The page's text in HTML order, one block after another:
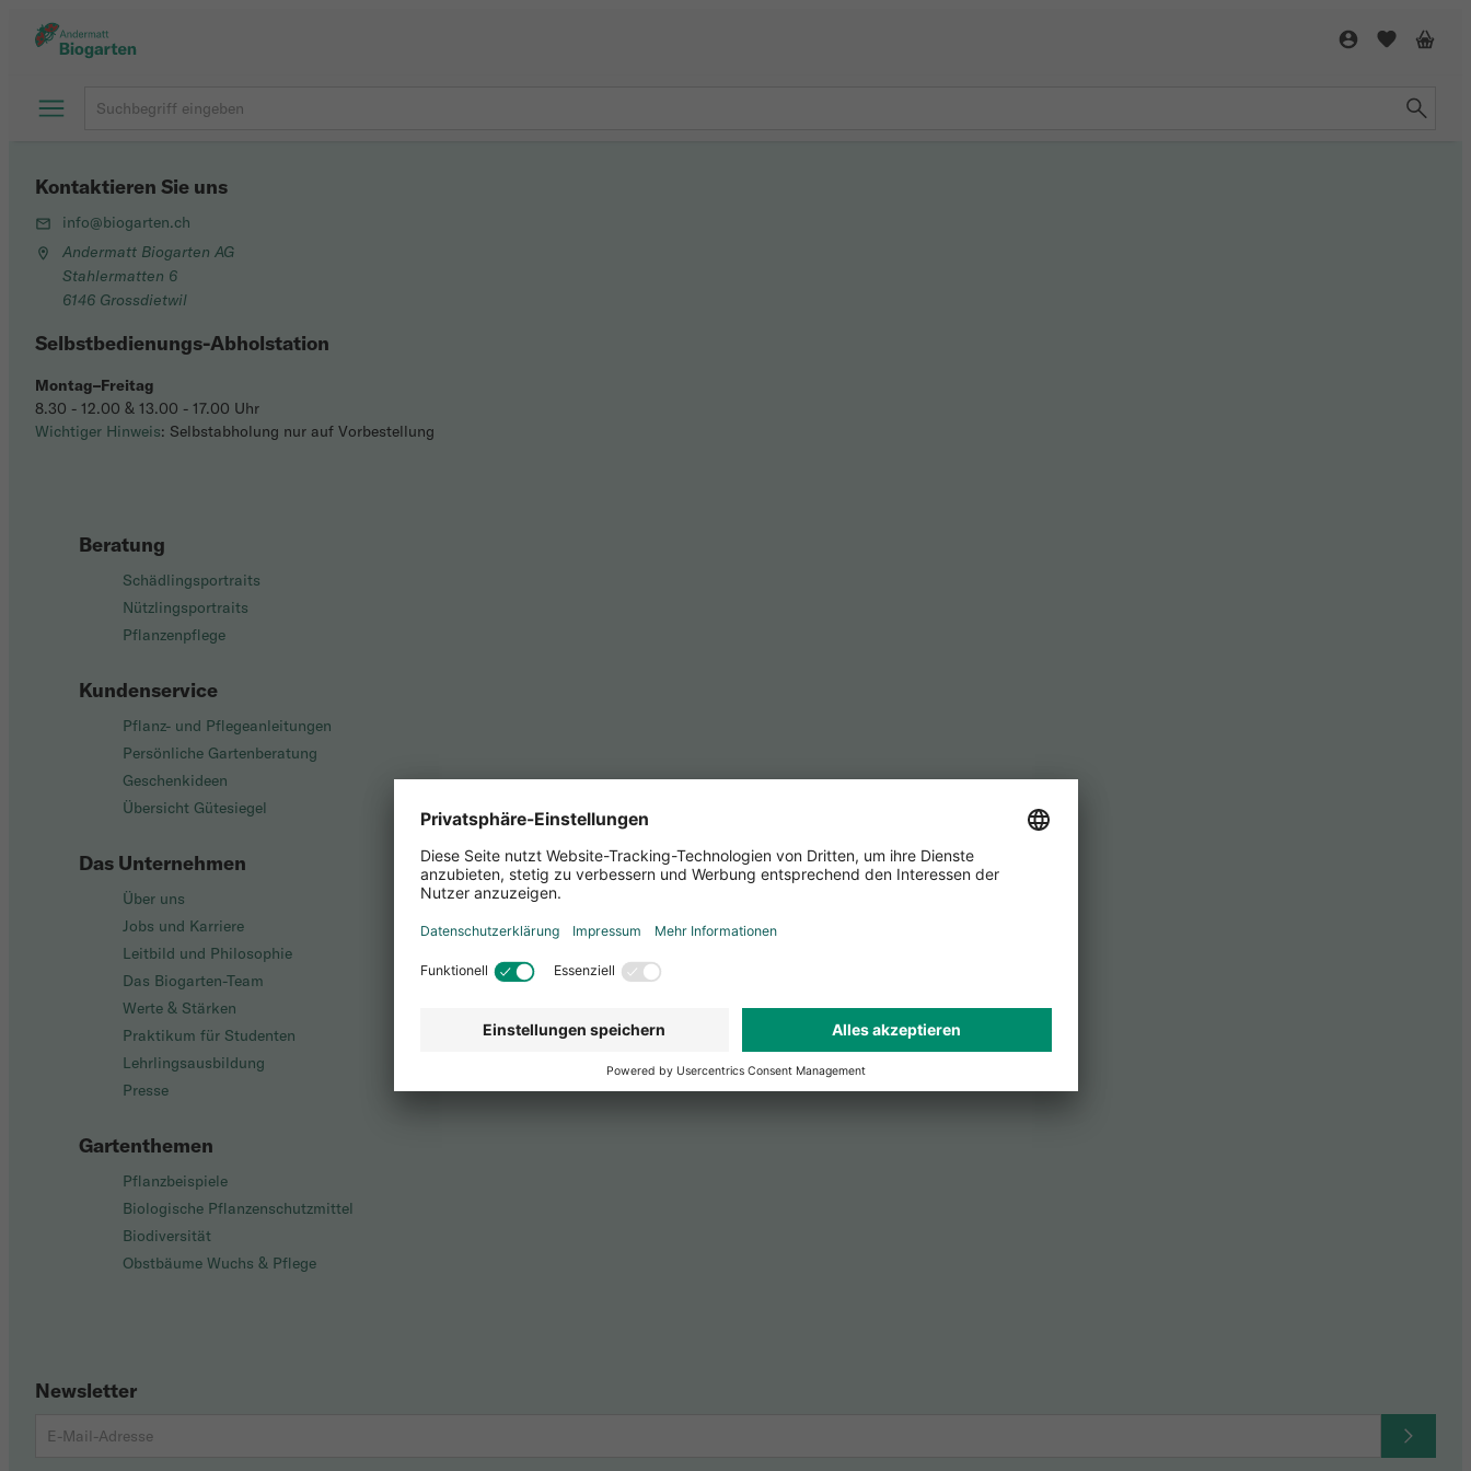
Beratung
Schädlingsportraits
Nützlingsportraits
Pflanzenpflege
Kundenservice
Pflanz- und Pflegeanleitungen
Persönliche Gartenberatung
Geschenkideen
Übersicht Gütesiegel
Das Unternehmen
Über uns
Jobs und Karriere
Leitbild und Philosophie
Das Biogarten-Team
Werte & Stärken
Praktikum für Studenten
Lehrlingsausbildung
Presse
Gartenthemen
Pflanzbeispiele
Biologische Pflanzenschutzmittel
Biodiversität
Obstbäume Wuchs & Pflege
Newsletter
Kontaktieren Sie uns
info@biogarten.ch
Andermatt Biogarten AG
Stahlermatten 6
6146 Grossdietwil
Selbstbedienungs-Abholstation
Montag–Freitag
8.30 - 12.00 & 13.00 - 17.00 Uhr
Wichtiger Hinweis: Selbstabholung nur auf Vorbestellung